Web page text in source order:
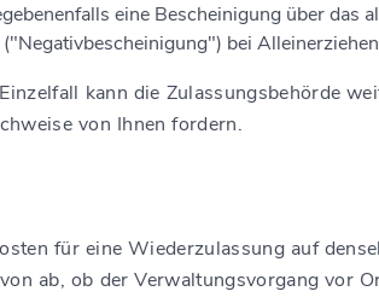
eine Bescheinigung über das
bei
kann die Zulassungsbehörde
von Ihnen fordern.
für eine Wiederzulassung auf
ab, ob der Verwaltungsvorgang vor